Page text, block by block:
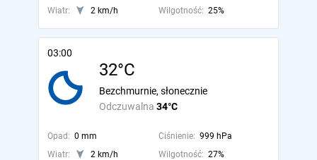
Wiatr:
2 km/h Wilgotność: 25%
03:00
32°C
Odczuwalna 34°C
Bezchmurnie, słonecznie
Opad: 0 mm Ciśnienie: 999 hPa
Wiatr:
2 km/h Wilgotność: 27%